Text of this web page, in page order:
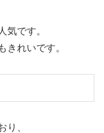
気です。
きれいです。
り、